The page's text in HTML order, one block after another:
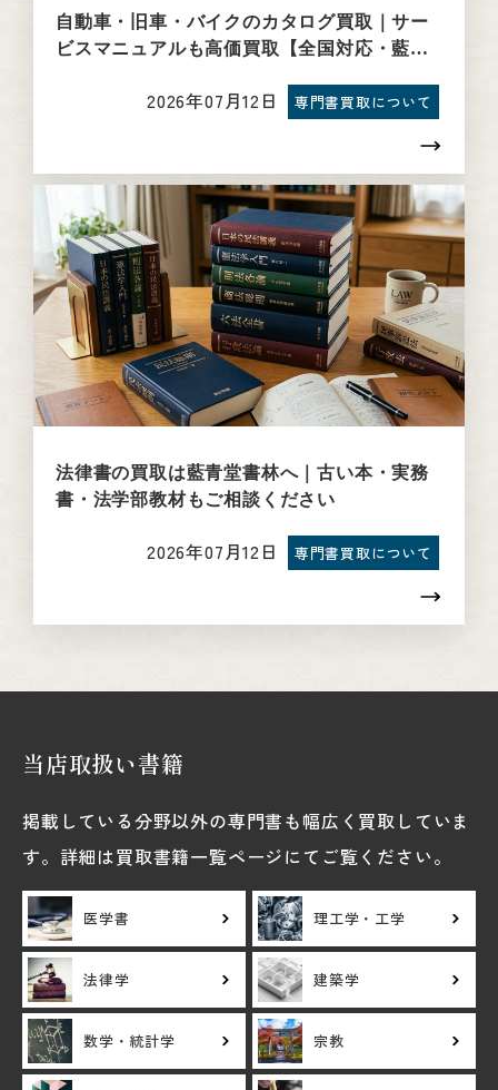
自動車・旧車・バイクのカタログ買取｜サー
ビスマニュアルも高価買取【全国対応・藍青
2026年07月12日 専門書買取について
法律書の買取は藍青堂書林へ｜古い本・実務
書・法学部教材もご相談ください
2026年07月12日 専門書買取について
当店取扱い書籍
掲載している分野以外の専門書も幅広く買取していま
す。詳細は買取書籍一覧ページにてご覧ください。
医学書 理工学・工学
法律学 建築学
数学・統計学 宗教